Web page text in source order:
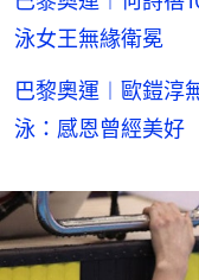
泳女王無緣衛冕
巴黎奧運︱歐鎧
泳：感恩曾經美好